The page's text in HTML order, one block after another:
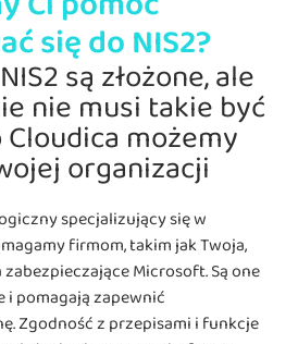
się do NIS2?
są złożone, ale
nie musi takie być
możemy
organizacji
specjalizujący się w
firmom, takim jak Twoja,
Microsoft. Są one
i pomagają zapewnić
Zgodność z przepisami i funkcje